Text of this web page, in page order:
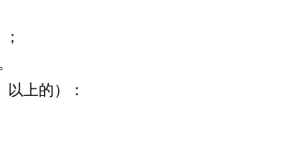
上的）：